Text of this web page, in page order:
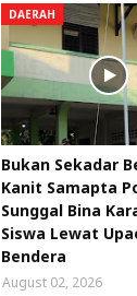
DAERAH
Bukan Sekadar
Kanit Samapta
Sunggal Bina
Siswa Lewat
Bendera
August 02, 2026